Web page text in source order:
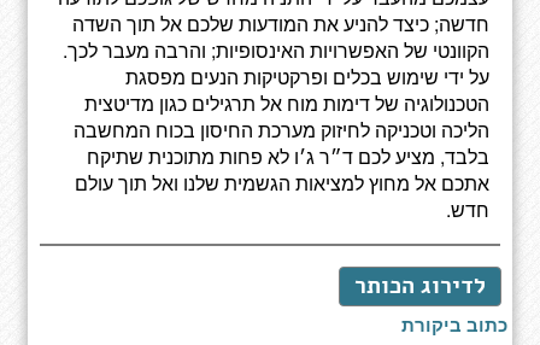
חדשה; כיצד להניע את המודעות שלכם אל תוך השדה
הקוונטי של האפשרויות האינסופיות; והרבה מעבר לכך.
על ידי שימוש בכלים ופרקטיקות הנעים מפסגת
הטכנולוגיה של דימות מוח אל תרגילים כגון מדיטצית
הליכה וטכניקה לחיזוק מערכת החיסון בכוח המחשבה
בלבד, מציע לכם ד״ר ג׳ו לא פחות מתוכנית שתיקח
אתכם אל מחוץ למציאות הגשמית שלנו ואל תוך עולם
חדש.
לדירוג הכותר
כתוב ביקורת